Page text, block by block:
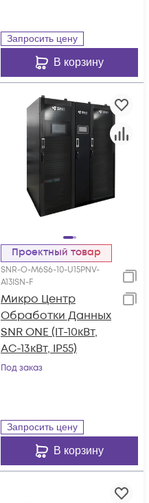
Запросить цену
В корзину
Проектный товар
SNR-O-M6S6-10-U15PNV-
A13ISN-F
Микро Центр
Обработки Данных
SNR ONE (IT-10кВт,
AC-13кВт, IP55)
Под заказ
Запросить цену
В корзину